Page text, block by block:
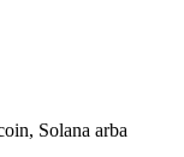
Solana arba